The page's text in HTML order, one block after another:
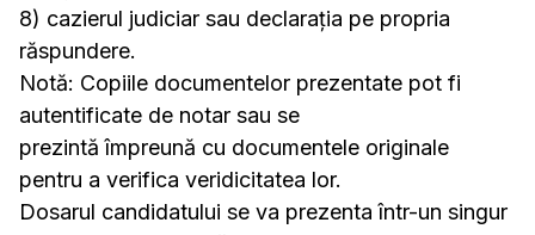
8) cazierul judiciar sau declarația pe propria
răspundere.
Notă: Copiile documentelor prezentate pot fi
autentificate de notar sau se
prezintă împreună cu documentele originale
pentru a verifica veridicitatea lor.
Dosarul candidatului se va prezenta într-un singur